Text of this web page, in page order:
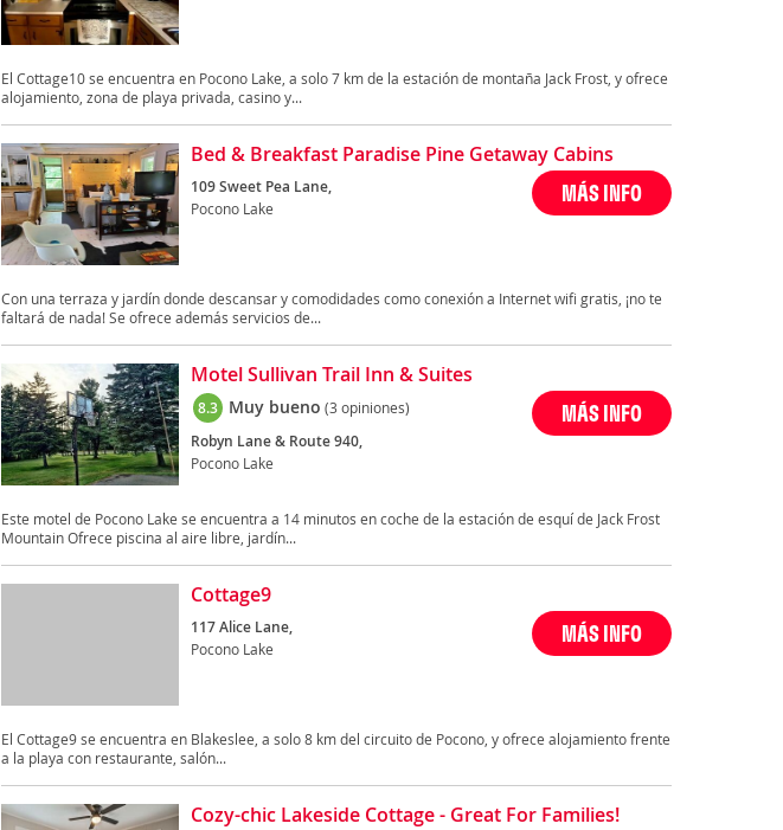
El Cottage10 se encuentra en Pocono Lake, a solo 7 km de la estación de montaña Jack Frost, y ofrece
alojamiento, zona de playa privada, casino y...
Bed & Breakfast Paradise Pine Getaway Cabins
109 Sweet Pea Lane,
Pocono Lake
MÁS INFO
Con una terraza y jardín donde descansar y comodidades como conexión a Internet wifi gratis, ¡no te
faltará de nada! Se ofrece además servicios de...
Motel Sullivan Trail Inn & Suites
8.3 Muy bueno (3 opiniones)
Robyn Lane & Route 940,
Pocono Lake
MÁS INFO
Este motel de Pocono Lake se encuentra a 14 minutos en coche de la estación de esquí de Jack Frost
Mountain Ofrece piscina al aire libre, jardín...
Cottage9
117 Alice Lane,
Pocono Lake
MÁS INFO
El Cottage9 se encuentra en Blakeslee, a solo 8 km del circuito de Pocono, y ofrece alojamiento frente
a la playa con restaurante, salón...
Cozy-chic Lakeside Cottage - Great For Families!